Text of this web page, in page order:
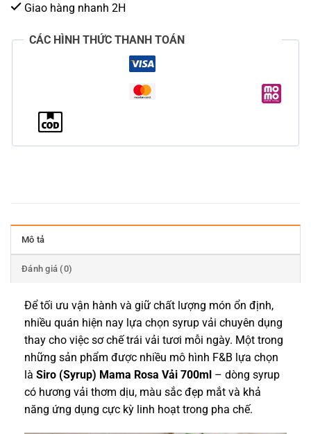
Giao hàng nhanh 2H
CÁC HÌNH THỨC THANH TOÁN
Mô tả
Đánh giá (0)
Để tối ưu vận hành và giữ chất lượng món ổn định,
nhiều quán hiện nay lựa chọn syrup vải chuyên dụng
thay cho việc sơ chế trái vải tươi mỗi ngày. Một trong
những sản phẩm được nhiều mô hình F&B lựa chọn
là Siro (Syrup) Mama Rosa Vải 700ml – dòng syrup
có hương vải thơm dịu, màu sắc đẹp mắt và khả
năng ứng dụng cực kỳ linh hoạt trong pha chế.